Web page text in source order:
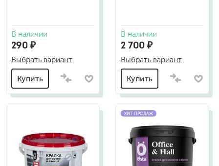
В наличии
290 ₽
Выбрать вариант
Купить
В наличии
2 700 ₽
Выбрать вариант
Купить
ХИТ ПРОДАЖ